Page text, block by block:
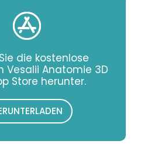
die kostenlose
Vesalii Anatomie 3D
Store herunter.